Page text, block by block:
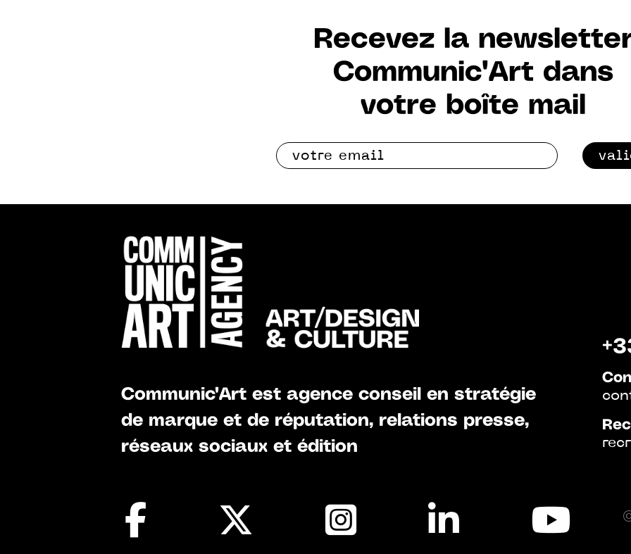
Recevez la
Communic'Art dans
votre boîte mail
Communic'Art est agence conseil en stratégie
de marque et de réputation, relations presse,
réseaux sociaux et édition